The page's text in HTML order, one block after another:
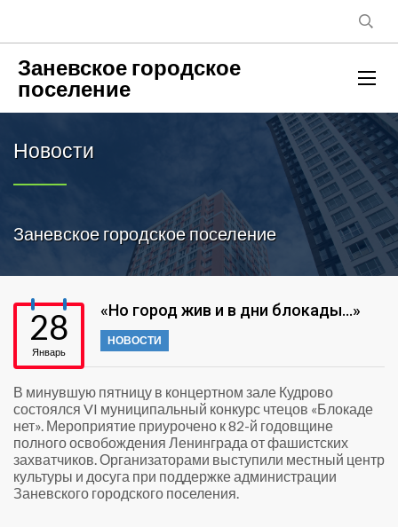
Заневское городское
поселение
Новости
Заневское городское поселение
28
Январь
«Но город жив и в дни блокады…»
НОВОСТИ
В минувшую пятницу в концертном зале Кудрово
состоялся VI муниципальный конкурс чтецов «Блокаде
нет». Мероприятие приурочено к 82-й годовщине
полного освобождения Ленинграда от фашистских
захватчиков. Организаторами выступили местный центр
культуры и досуга при поддержке администрации
Заневского городского поселения.